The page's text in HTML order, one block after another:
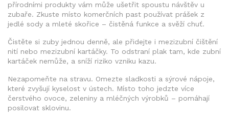
přírodními produkty vám může ušetřit spoustu návštěv u
zubaře. Zkuste místo komerčních past používat prášek z
jedlé sody a mleté skořice – čistěná funkce a svěží chuť.
Čistěte si zuby jednou denně, ale přidejte i mezizubní čištění
nití nebo mezizubní kartáčky. To odstraní plak tam, kde zubní
kartáček nemůže, a sníží riziko vzniku kazu.
Nezapomeňte na stravu. Omezte sladkosti a sýrové nápoje,
které zvyšují kyselost v ústech. Místo toho jedzte více
čerstvého ovoce, zeleniny a mléčných výrobků – pomáhají
posilovat sklovinu.